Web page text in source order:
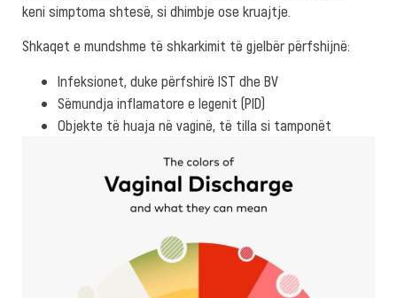
keni simptoma shtesë, si dhimbje ose kruajtje.
Shkaqet e mundshme të shkarkimit të gjelbër përfshijnë:
Infeksionet, duke përfshirë IST dhe BV
Sëmundja inflamatore e legenit (PID)
Objekte të huaja në vaginë, të tilla si tamponët